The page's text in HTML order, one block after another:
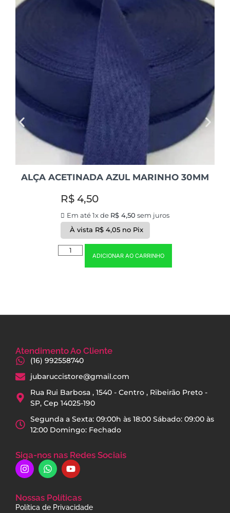
ALÇA ACETINADA AZUL MARINHO 30MM
R$ 4,50
Em até 1x de R$ 4,50 sem juros
À vista R$4,05 no Pix
ADICIONAR AO CARRINHO
Atendimento Ao Cliente
(16) 992558740
jubaruccistore@gmail.com
Rua Rui Barbosa , 1540 - Centro , Ribeirão Preto -
SP, Cep 14025-190
Segunda a Sexta: 09:00h às 18:00 Sábado: 09:00 às
12:00 Domingo: Fechado
Siga-nos nas Redes Sociais
Nossas Políticas
Política de Privacidade